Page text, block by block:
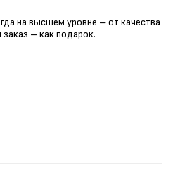
на высшем уровне – от качества
– как подарок.